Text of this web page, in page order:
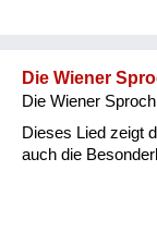
Die Wiener
Die Wiener Sproch
Dieses Lied zeigt
auch die